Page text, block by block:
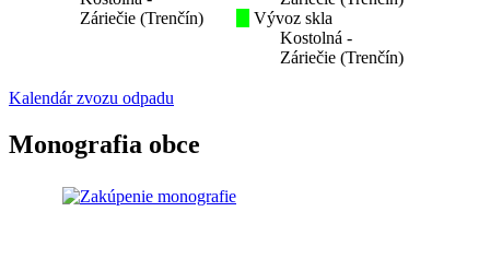
Záriečie (Trenčín)
Vývoz skla
Kostolná -
Záriečie (Trenčín)
Kalendár zvozu odpadu
Monografia obce